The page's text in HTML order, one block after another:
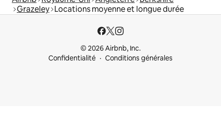
Grazeley Locations moyenne et longue durée
© 2026 Airbnb, Inc.
Confidentialité
Conditions générales